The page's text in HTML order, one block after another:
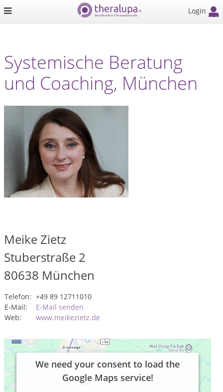
Login
Systemische Beratung
und Coaching, München
Meike Zietz
Stuberstraße 2
80638 München
Telefon: +49 89 12711010
E-Mail:
E-Mail senden
Web:
www.meikezietz.de
We need your consent to load the
Google Maps service!